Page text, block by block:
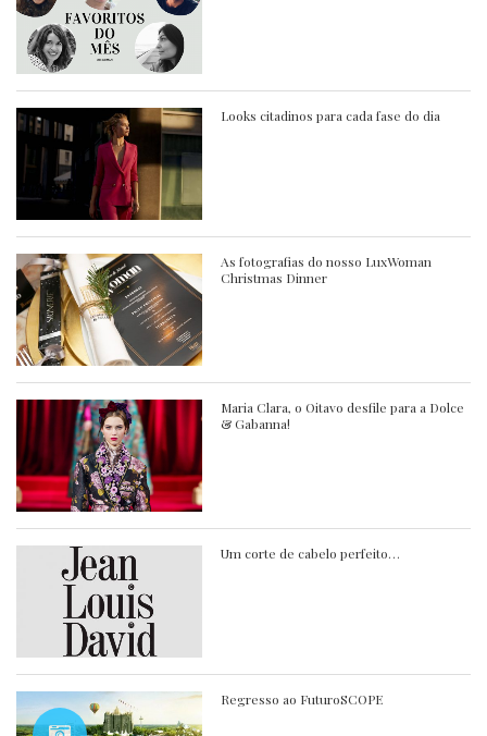
Looks citadinos para cada fase do dia
As fotografias do nosso LuxWoman
Christmas Dinner
Maria Clara, o Oitavo desfile para a Dolce
& Gabanna!
Um corte de cabelo perfeito…
Regresso ao FuturoSCOPE